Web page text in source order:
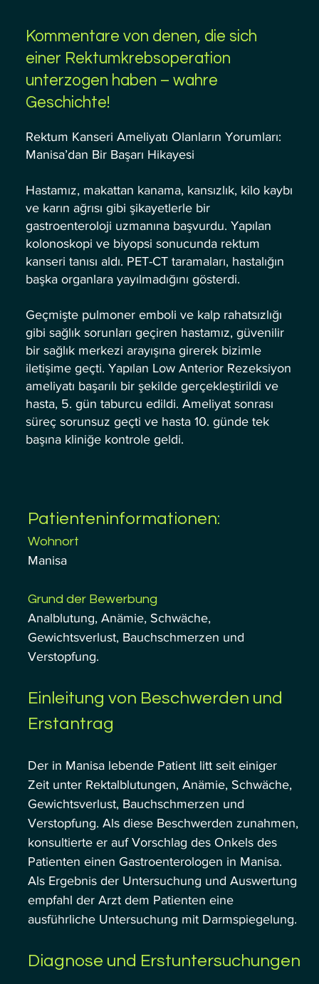
Kommentare von denen, die sich
einer Rektumkrebsoperation
unterzogen haben – wahre
Geschichte!
Rektum Kanseri Ameliyatı Olanların Yorumları:
Manisa’dan Bir Başarı Hikayesi
Hastamız, makattan kanama, kansızlık, kilo kaybı
ve karın ağrısı gibi şikayetlerle bir
gastroenteroloji uzmanına başvurdu. Yapılan
kolonoskopi ve biyopsi sonucunda rektum
kanseri tanısı aldı. PET-CT taramaları, hastalığın
başka organlara yayılmadığını gösterdi.
Geçmişte pulmoner emboli ve kalp rahatsızlığı
gibi sağlık sorunları geçiren hastamız, güvenilir
bir sağlık merkezi arayışına girerek bizimle
iletişime geçti. Yapılan Low Anterior Rezeksiyon
ameliyatı başarılı bir şekilde gerçekleştirildi ve
hasta, 5. gün taburcu edildi. Ameliyat sonrası
süreç sorunsuz geçti ve hasta 10. günde tek
başına kliniğe kontrole geldi.
Patienteninformationen:
Wohnort
Manisa
Grund der Bewerbung
Analblutung, Anämie, Schwäche,
Gewichtsverlust, Bauchschmerzen und
Verstopfung.
Einleitung von Beschwerden und
Erstantrag
Der in Manisa lebende Patient litt seit einiger
Zeit unter Rektalblutungen, Anämie, Schwäche,
Gewichtsverlust, Bauchschmerzen und
Verstopfung. Als diese Beschwerden zunahmen,
konsultierte er auf Vorschlag des Onkels des
Patienten einen Gastroenterologen in Manisa.
Als Ergebnis der Untersuchung und Auswertung
empfahl der Arzt dem Patienten eine
ausführliche Untersuchung mit Darmspiegelung.
Diagnose und Erstuntersuchungen